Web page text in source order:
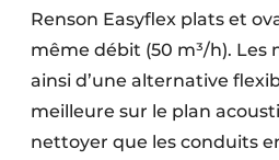
Renson Easyflex plats et
même débit (50 m³/h). Les
ainsi d’une alternative
meilleure sur le plan
nettoyer que les conduits